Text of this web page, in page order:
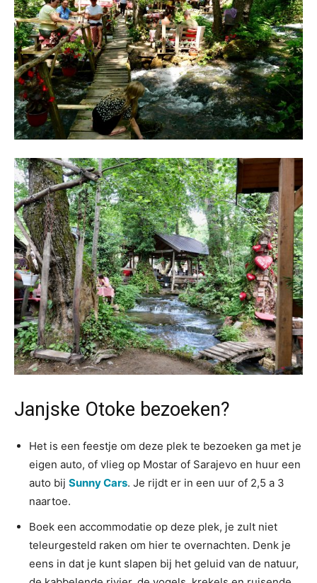
Janjske Otoke bezoeken?
Het is een feestje om deze plek te bezoeken ga met je
eigen auto, of vlieg op Mostar of Sarajevo en huur een
auto bij Sunny Cars. Je rijdt er in een uur of 2,5 a 3
naartoe.
Boek een accommodatie op deze plek, je zult niet
teleurgesteld raken om hier te overnachten. Denk je
eens in dat je kunt slapen bij het geluid van de natuur,